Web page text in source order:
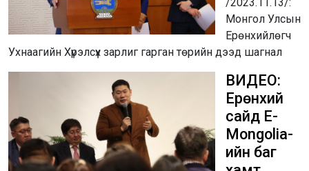
Монгол Улсын
Ерөнхийлөгч
Ухнаагийн Хүрэлсүх зарлиг гарган төрийн дээд шагнал
ВИДЕО:
Ерөнхий
сайд E-
Mongolia-
ийн баг